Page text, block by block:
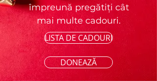
împreună pregătiți cât
mai multe cadouri.
LISTA DE CADOURI
DONEAZĂ